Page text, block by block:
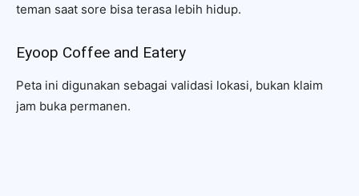
teman saat sore bisa terasa lebih hidup.
Eyoop Coffee and Eatery
Peta ini digunakan sebagai validasi lokasi, bukan klaim
jam buka permanen.